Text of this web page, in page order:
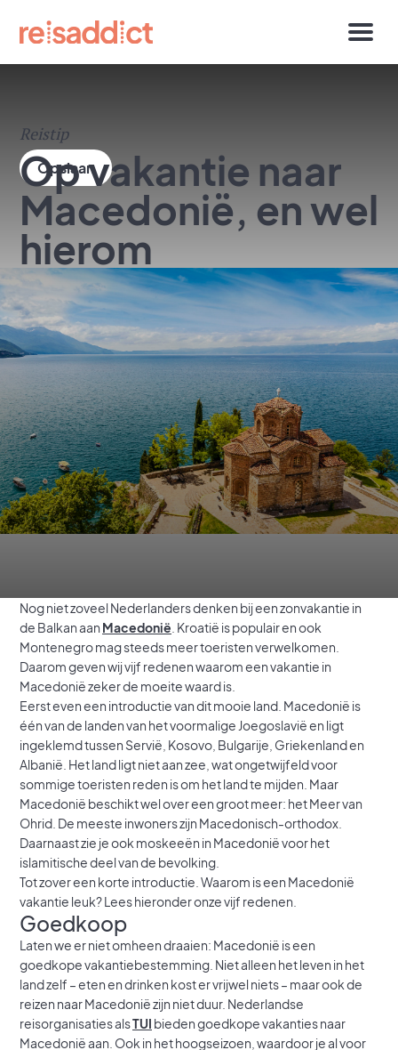
Reistip
Op vakantie naar
Macedonië, en wel
hierom
Nog niet zoveel Nederlanders denken bij een zonvakantie in
de Balkan aan Macedonië . Kroatië is populair en ook
Montenegro mag steeds meer toeristen verwelkomen.
Daarom geven wij vijf redenen waarom een vakantie in
Macedonië zeker de moeite waard is.
Eerst even een introductie van dit mooie land. Macedonië is
één van de landen van het voormalige Joegoslavië en ligt
ingeklemd tussen Servië, Kosovo, Bulgarije, Griekenland en
Albanië. Het land ligt niet aan zee, wat ongetwijfeld voor
sommige toeristen reden is om het land te mijden. Maar
Macedonië beschikt wel over een groot meer: het Meer van
Ohrid. De meeste inwoners zijn Macedonisch-orthodox.
Daarnaast zie je ook moskeeën in Macedonië voor het
islamitische deel van de bevolking.
Tot zover een korte introductie. Waarom is een Macedonië
vakantie leuk? Lees hieronder onze vijf redenen.
Goedkoop
Laten we er niet omheen draaien: Macedonië is een
goedkope vakantiebestemming. Niet alleen het leven in het
land zelf – eten en drinken kost er vrijwel niets – maar ook de
reizen naar Macedonië zijn niet duur. Nederlandse
reisorganisaties alsTUI bieden goedkope vakanties naar
Macedonië aan. Ook in het hoogseizoen, waardoor je al voor